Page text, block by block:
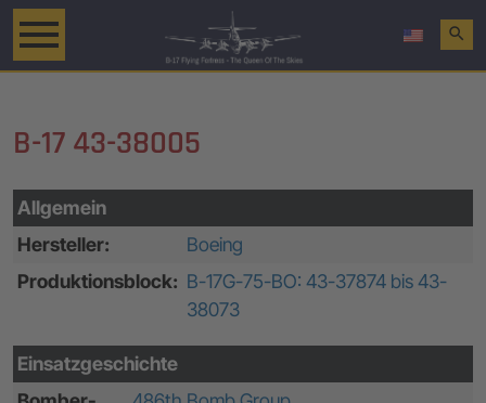
search
B-17 43-38005
Allgemein
Hersteller:
Boeing
Produktionsblock: B-17G-75-BO: 43-37874 bis 43-
38073
Einsatzgeschichte